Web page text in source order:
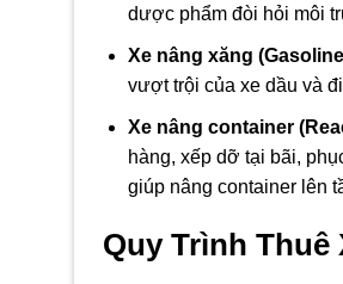
dược phẩm đòi hỏi môi
Xe nâng xăng
vượt trội của xe dầu và
Xe nâng container
hàng, xếp dỡ tại bãi,
giúp nâng container lên
Quy Trình Thuê